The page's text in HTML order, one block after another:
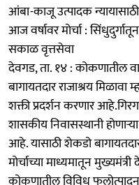
आंबा-काजू उत्पादक
आज वर्षावर मोर्चा :
सकाळ वृत्तसेवा
देवगड, ता. १४ : कोकणातील
बागायतदार राजाश्रय
शक्ती प्रदर्शन करणार
शासकीय निवासस्थानी
आहे. यासाठी शेकडो
मोर्चाच्या माध्यमातून